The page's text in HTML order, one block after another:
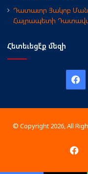
Դատաւոր Յակոբ
Հայրապետի
Հետեւեցէ՛ք մեզի
© Copyright 2026, All